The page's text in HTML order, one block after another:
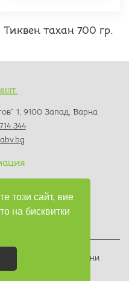
този сайт, вие
на бисквитки
Тиквен тахан 700 гр.
1, 9100 Запад, Варна
344
. Всички права запазени.